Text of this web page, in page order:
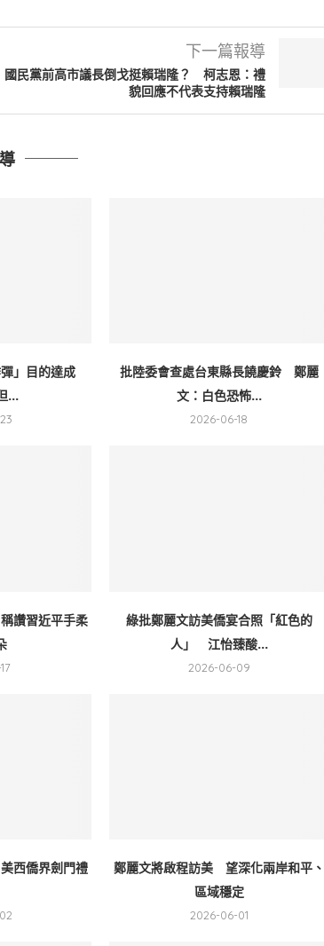
下一篇報導
國民黨前高市議長倒戈挺賴瑞隆？ 柯志恩：禮
貌回應不代表支持賴瑞隆
」目的達成
...
批陸委會查處台東縣長饒慶鈴 鄭麗
文：白色恐怖...
2026-06-18
讚習近平手柔
綠批鄭麗文訪美僑宴合照「紅色的
人」 江怡臻酸...
2026-06-09
西僑界劍門禮
鄭麗文將啟程訪美 望深化兩岸和平、
區域穩定
2026-06-01